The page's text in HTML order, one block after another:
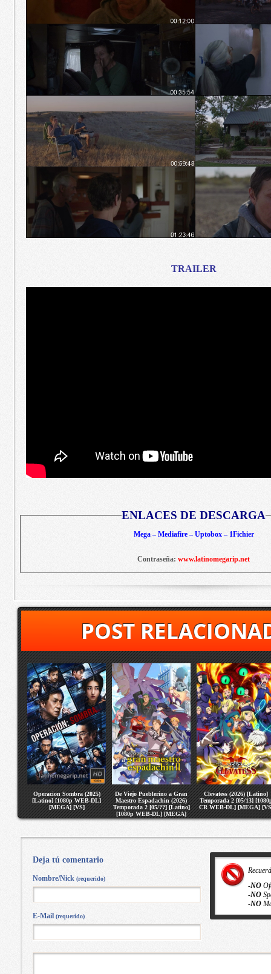
TRAILER
ENLACES DE DESCARGA
Mega – Mediafire – Uptobox – 1Fichier
Contraseña: www.latinomegarip.net
POST
Operacion Sombra (2025)
[Latino] [1080p WEB-DL]
[MEGA] [VS]
De Viejo Pueblerino a Gran
Maestro Espadachin (2026)
Temporada 2 [05/??] [Latino]
[1080p WEB-DL] [MEGA]
[VS]
Clevatess (2026) [Latino]
Temporada 2 [05/13]
CR WEB-DL] [MEGA]
-NO
-NO
-NO
Deja tú comentario
Nombre/Nick (requerido)
E-Mail (requerido)